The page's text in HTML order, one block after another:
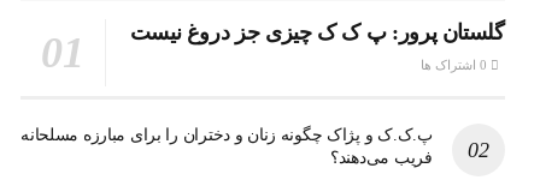
گلستان پرور: پ ک ک چیزی جز دروغ نیست
پ.ک.ک و پژاک چگونه زنان و دختران را برای مبارزه مسلحانه
فریب می‌دهند؟